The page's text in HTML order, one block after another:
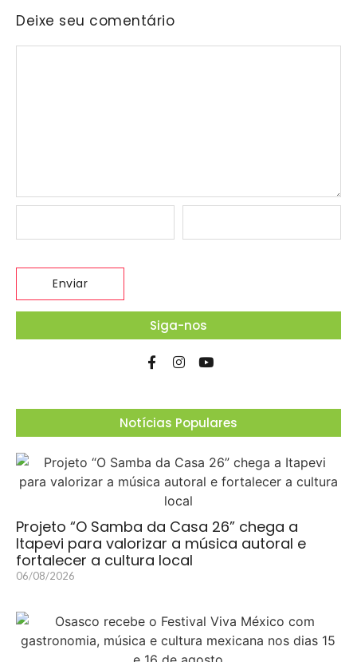
Deixe seu comentário
Siga-nos
Notícias Populares
Projeto “O Samba da Casa 26” chega a
Itapevi para valorizar a música autoral e
fortalecer a cultura local
06/08/2026